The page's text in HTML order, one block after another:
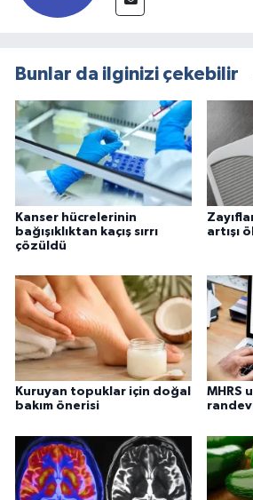
Bunlar da ilginizi çekebilir
Kanser hücrelerinin
bağışıklıktan kaçış sırrı
çözüldü
artışı
Kuruyan topuklar için doğal
bakım önerisi
MHRS